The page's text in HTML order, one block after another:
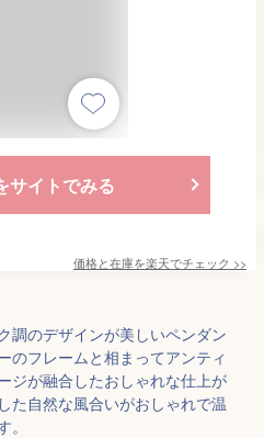
サイトでみる
価格と在庫を楽天でチェック >>
調のデザインが美しいペンダン
のフレームと相まってアンティ
ジが融合したおしゃれな仕上が
た自然な風合いがおしゃれで温